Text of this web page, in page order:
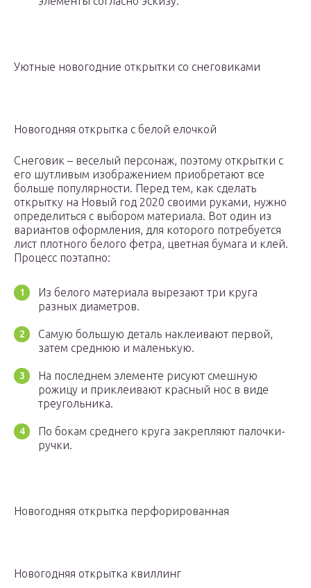
Уютные новогодние открытки со снеговиками
Новогодняя открытка с белой елочкой
Снеговик – веселый персонаж, поэтому открытки с
его шутливым изображением приобретают все
больше популярности. Перед тем, как сделать
открытку на Новый год 2020 своими руками, нужно
определиться с выбором материала. Вот один из
вариантов оформления, для которого потребуется
лист плотного белого фетра, цветная бумага и клей.
Процесс поэтапно:
Из белого материала вырезают три круга
разных диаметров.
Самую большую деталь наклеивают первой,
затем среднюю и маленькую.
На последнем элементе рисуют смешную
рожицу и приклеивают красный нос в виде
треугольника.
По бокам среднего круга закрепляют палочки-
ручки.
Новогодняя открытка перфорированная
Новогодняя открытка квиллинг